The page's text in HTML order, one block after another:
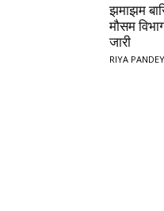
झमाझम
मौसम
जारी
RIYA PANDEY